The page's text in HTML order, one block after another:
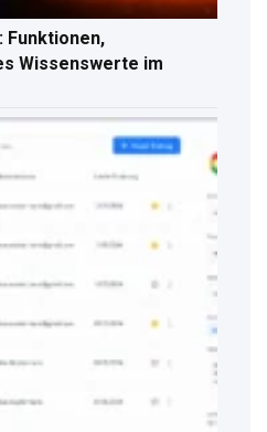
Funktionen,
Wissenswerte im